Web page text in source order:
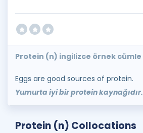
Protein (n) ingilizce örnek cümle
Eggs are good sources of protein.
Yumurta iyi bir protein kaynağıdır.
Protein (n) Collocations